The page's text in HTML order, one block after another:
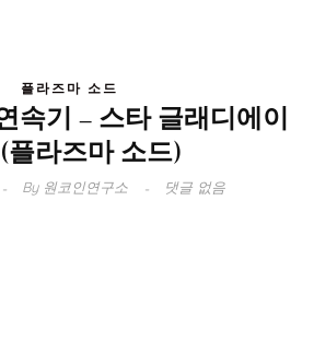
플라즈마 소드
속기 – 스타 글래디에이
플라즈마 소드)
By원코인연구소 댓글 없음